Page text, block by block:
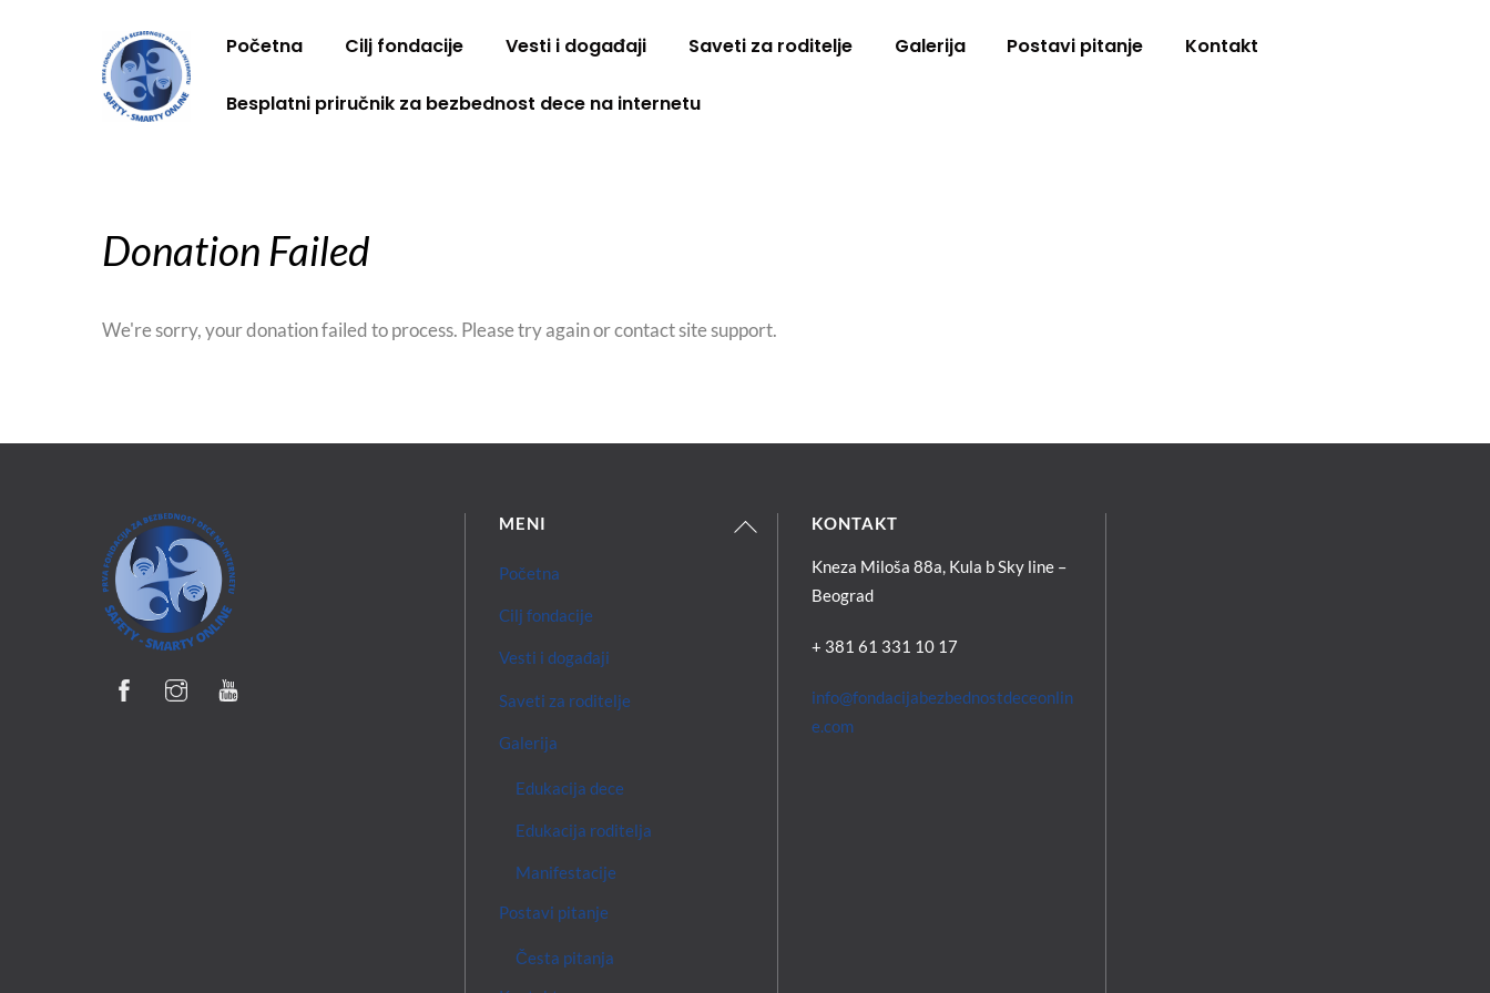
Početna Cilj fondacije Vesti i događaji Saveti za roditelje Galerija Postavi pitanje Kontakt
Besplatni priručnik za bezbednost dece na internetu
Donation Failed
We're sorry, your donation failed to process. Please try again or contact site support.
Back
MENI
Početna
Cilj fondacije
Vesti i događaji
Saveti za roditelje
Galerija
Edukacija dece
Edukacija roditelja
Manifestacije
Postavi pitanje
Česta pitanja
KONTAKT
Kneza Miloša 88a, Kula b Sky line –
Beograd
+ 381 61 331 10 17
info@fondacijabezbednostdeceonlin
e.com